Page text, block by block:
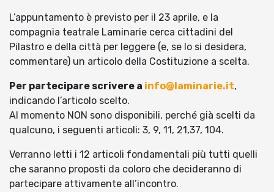
L’appuntamento è previsto per il 23 aprile, e la
compagnia teatrale Laminarie cerca cittadini del
Pilastro e della città per leggere (e, se lo si desidera,
commentare) un articolo della Costituzione a scelta.
Per partecipare scrivere a info@laminarie.it,
indicando l’articolo scelto.
Al momento NON sono disponibili, perché già scelti da
qualcuno, i seguenti articoli: 3, 9, 11, 21,37, 104.
Verranno letti i 12 articoli fondamentali più tutti quelli
che saranno proposti da coloro che decideranno di
partecipare attivamente all’incontro.